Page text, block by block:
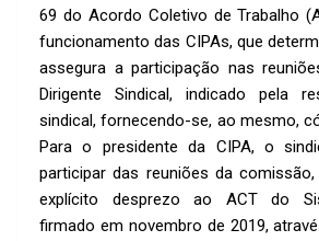
69 do Acordo Coletivo de Trabalho
funcionamento das CIPAs, que
assegura a participação nas
Dirigente Sindical, indicado pela
sindical, fornecendo-se, ao mesmo,
Para o presidente da CIPA, o
participar das reuniões da
explícito desprezo ao ACT do
firmado em novembro de 2019,